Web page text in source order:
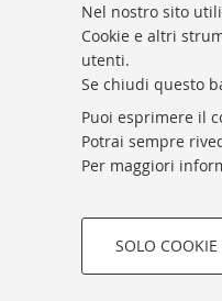
Nel nostro sito
Cookie e altri
utenti.
Se chiudi questo
Puoi esprimere il
Potrai sempre
Per maggiori
COOKIE DI
SOLO COOKIE
BIBLIOTECA
Presidente: prof.
Coordinatrice
Responsabile